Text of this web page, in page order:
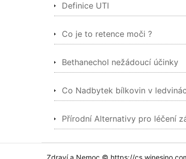
Definice UTI
Co je to retence moči ?
Bethanechol nežádoucí účinky
Co Nadbytek bílkovin v
Přírodní Alternativy pro léčení
Zdraví a Nemoc © https://